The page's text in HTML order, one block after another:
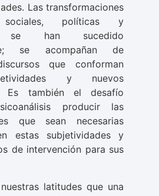
Las transformaciones
sociales, políticas y
se han sucedido
se acompañan de
que conforman
y nuevos
Es también el desafío
producir las
que sean necesarias
estas subjetividades y
de intervención para sus
latitudes que una